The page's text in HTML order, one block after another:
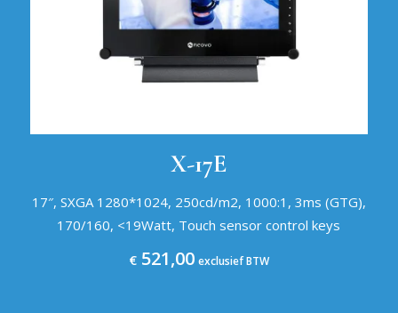
X-17E
17″, SXGA 1280*1024, 250cd/m2, 1000:1, 3ms (GTG),
170/160, <19Watt, Touch sensor control keys
€521,00 exclusief BTW